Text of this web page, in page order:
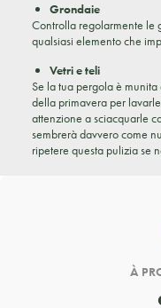
Grondaie
Controlla regolarmente le
qualsiasi elemento che
Vetri e teli
Se la tua pergola è
della primavera per
attenzione a sciacquarle
sembrerà davvero come
ripetere questa pulizia se
À